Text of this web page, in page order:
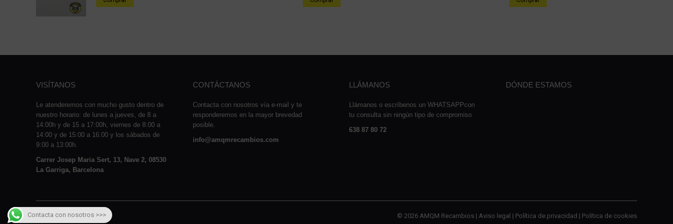
24,08 €.11,98 €.
24,08 €.11,99 €.
VISÍTANOS
Le atenderemos con mucho gusto dentro de
nuestro horario: de lunes a jueves, de 8 a
14:00h y de 15 a 17:00h, viernes de 8:00 a
14:00 y de 15:00 a 16:00 y los sábados de
9:00 a 13:00h.
Carrer Josep Maria Sert, 13, Nave 2, 08530
La Garriga, Barcelona
CONTÁCTANOS
Contacta con nosotros vía e-mail y te
responderemos en la mayor brevedad
posible.
info@amqmrecambios.com
LLÁMANOS
Llámanos o escríbenos un WHATSAPPcon
tu consulta sin ningún tipo de compromiso
638 87 80 72
DÓNDE ESTAMOS
© 2026 AMQM Recambios | Aviso legal | Política de privacidad | Política de cookies
Contacta con nosotros >>>